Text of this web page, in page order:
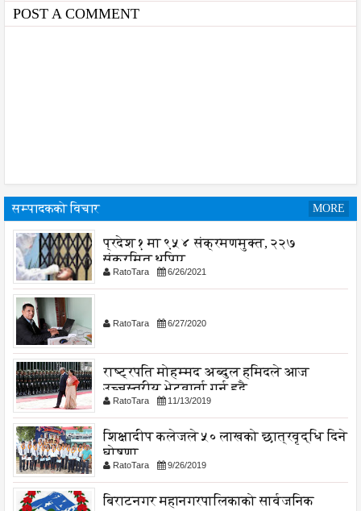
POST A COMMENT
सम्पादकको विचार MORE
प्रदेश १ मा ९५४ संक्रमणमुक्त, २२७
संक्रमित थपिए
RatoTara 6/26/2021
RatoTara 6/27/2020
राष्ट्रपति मोहम्मद अब्दुल हमिदले आज
उच्चस्तरीय भेटवार्ता गर्नु हुदै,
RatoTara 11/13/2019
शिक्षादीप कलेजले ५० लाखको छात्रवृद्धि दिने
घोषणा
RatoTara 9/26/2019
बिराटनगर महानगरपालिकाको सार्वजनिक